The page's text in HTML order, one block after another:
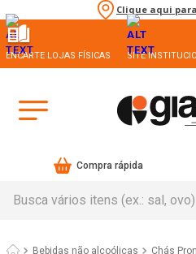
Clique aqui
ENCARTE LOJAS FÍSICAS SITE
Compra rápida
Bebidas não alcoólicas Chás